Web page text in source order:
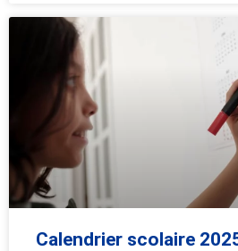
Calendrier scolaire